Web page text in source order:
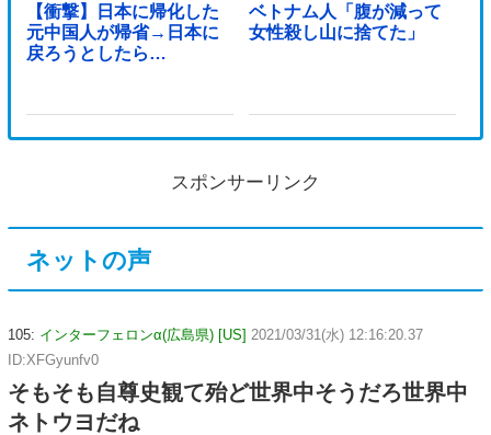
【衝撃】日本に帰化した
元中国人が帰省→日本に
戻ろうとしたら…
ベトナム人「腹が減って
女性殺し山に捨てた」
スポンサーリンク
ネットの声
105: インターフェロンα(広島県) [US] 2021/03/31(水) 12:16:20.37
ID:XFGyunfv0
そもそも自尊史観て殆ど世界中そうだろ世界中
ネトウヨだね